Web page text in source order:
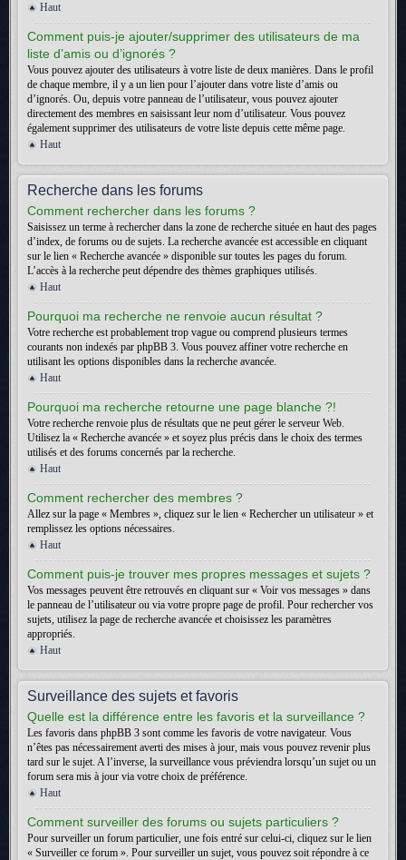
Haut
Comment puis-je ajouter/supprimer des utilisateurs de ma
liste d’amis ou d’ignorés ?
Vous pouvez ajouter des utilisateurs à votre liste de deux manières. Dans le profil
de chaque membre, il y a un lien pour l’ajouter dans votre liste d’amis ou
d’ignorés. Ou, depuis votre panneau de l’utilisateur, vous pouvez ajouter
directement des membres en saisissant leur nom d’utilisateur. Vous pouvez
également supprimer des utilisateurs de votre liste depuis cette même page.
Haut
Recherche dans les forums
Comment rechercher dans les forums ?
Saisissez un terme à rechercher dans la zone de recherche située en haut des pages
d’index, de forums ou de sujets. La recherche avancée est accessible en cliquant
sur le lien « Recherche avancée » disponible sur toutes les pages du forum.
L’accès à la recherche peut dépendre des thèmes graphiques utilisés.
Haut
Pourquoi ma recherche ne renvoie aucun résultat ?
Votre recherche est probablement trop vague ou comprend plusieurs termes
courants non indexés par phpBB 3. Vous pouvez affiner votre recherche en
utilisant les options disponibles dans la recherche avancée.
Haut
Pourquoi ma recherche retourne une page blanche ?!
Votre recherche renvoie plus de résultats que ne peut gérer le serveur Web.
Utilisez la « Recherche avancée » et soyez plus précis dans le choix des termes
utilisés et des forums concernés par la recherche.
Haut
Comment rechercher des membres ?
Allez sur la page « Membres », cliquez sur le lien « Rechercher un utilisateur » et
remplissez les options nécessaires.
Haut
Comment puis-je trouver mes propres messages et sujets ?
Vos messages peuvent être retrouvés en cliquant sur « Voir vos messages » dans
le panneau de l’utilisateur ou via votre propre page de profil. Pour rechercher vos
sujets, utilisez la page de recherche avancée et choisissez les paramètres
appropriés.
Haut
Surveillance des sujets et favoris
Quelle est la différence entre les favoris et la surveillance ?
Les favoris dans phpBB 3 sont comme les favoris de votre navigateur. Vous
n’êtes pas nécessairement averti des mises à jour, mais vous pouvez revenir plus
tard sur le sujet. A l’inverse, la surveillance vous préviendra lorsqu’un sujet ou un
forum sera mis à jour via votre choix de préférence.
Haut
Comment surveiller des forums ou sujets particuliers ?
Pour surveiller un forum particulier, une fois entré sur celui-ci, cliquez sur le lien
« Surveiller ce forum ». Pour surveiller un sujet, vous pouvez soit répondre à ce